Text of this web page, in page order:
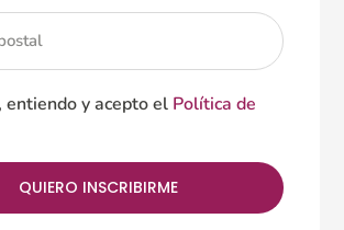
entiendo y acepto el Política de
QUIERO INSCRIBIRME